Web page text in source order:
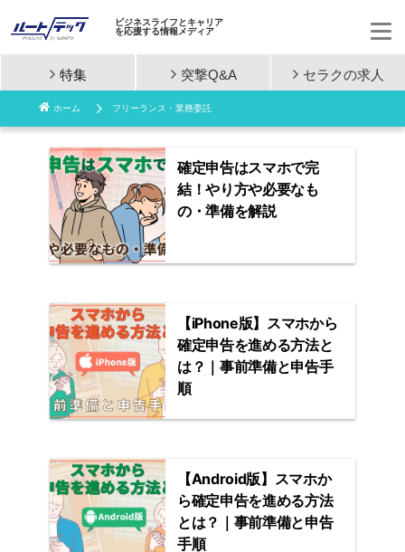
コ
ン
ビジネスライフとキャリア
を応援する情報メディア
特集 突撃Q&A セラクの求人
ホーム フリーランス・業務委託
確定申告はスマホで完
結！やり方や必要なも
の・準備を解説
【iPhone版】スマホから
確定申告を進める方法と
は？｜事前準備と申告手
順
【Android版】スマホか
ら確定申告を進める方法
とは？｜事前準備と申告
手順